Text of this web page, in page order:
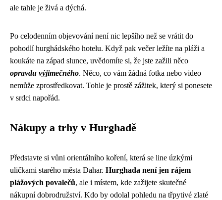
ale tahle je živá a dýchá.
Po celodenním objevování není nic lepšího než se vrátit do
pohodlí hurghádského hotelu. Když pak večer ležíte na pláži a
koukáte na západ slunce, uvědomíte si, že jste zažili něco
opravdu výjimečného. Něco, co vám žádná fotka nebo video
nemůže zprostředkovat. Tohle je prostě zážitek, který si ponesete
v srdci napořád.
Nákupy a trhy v Hurghadě
Představte si vůni orientálního koření, která se line úzkými
uličkami starého města Dahar. Hurghada není jen rájem
plážových povalečů, ale i místem, kde zažijete skutečné
nákupní dobrodružství. Kdo by odolal pohledu na třpytivé zlaté